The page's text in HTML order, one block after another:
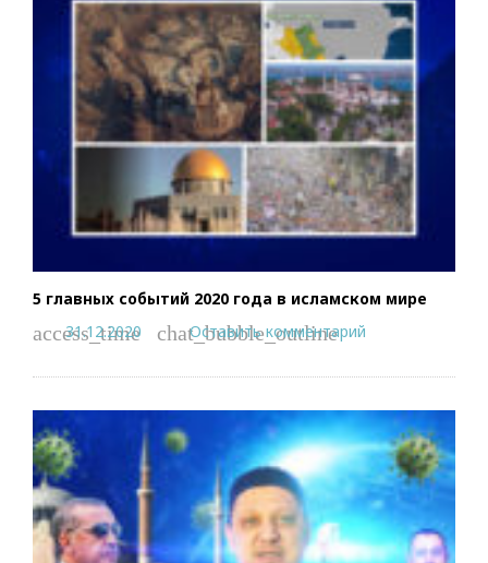
5 главных событий 2020 года в исламском мире
access_time
31.12.2020 chat_bubble_outline
Оставить комментарий